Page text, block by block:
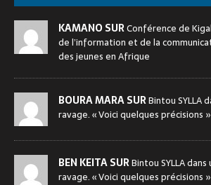
KAMANO SURConférence de
de l’information et de la
des jeunes en Afrique
BOURA MARA SURBintou SYLLA
ravage. « Voici quelques précisions »
BEN KEITA SURBintou SYLLA
ravage. « Voici quelques précisions »